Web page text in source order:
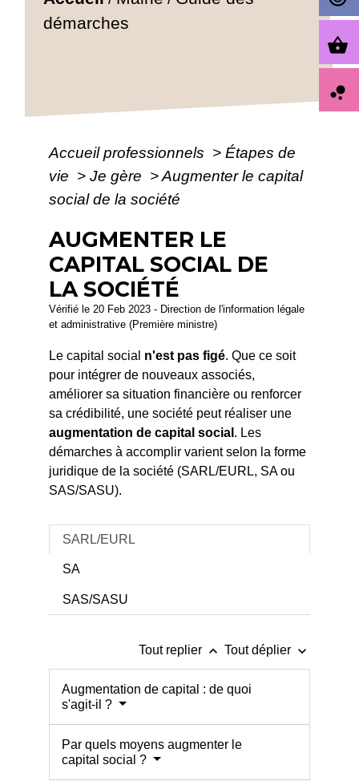
démarches
Accueil professionnels > Étapes de
vie > Je gère >Augmenter le capital
social de la société
AUGMENTER LE
CAPITAL SOCIAL DE
LA SOCIÉTÉ
Vérifié le 20 Feb 2023 - Direction de l'information légale
et administrative (Première ministre)
Le capital social n'est pas figé. Que ce soit
pour intégrer de nouveaux associés,
améliorer sa situation financière ou renforcer
sa crédibilité, une société peut réaliser une
augmentation de capital social . Les
démarches à accomplir varient selon la forme
juridique de la société (SARL/EURL, SA ou
SAS/SASU).
SARL/EURL
SA
SAS/SASU
Tout replier keyboard_arrow_up Tout déplier keyboard_arrow_down
Augmentation de capital : de quoi
s'agit-il ?
Par quels moyens augmenter le
capital social ?
shopping_basket
bubble_chart